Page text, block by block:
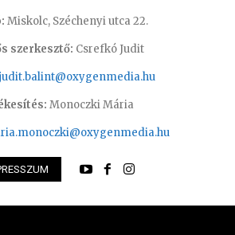
Miskolc, Széchenyi utca 22.
szerkesztő: Csrefkó Judit
Monoczki Mária